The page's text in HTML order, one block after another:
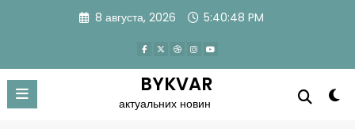
8 августа, 2026 5:40:49 PM
BYKVAR
актуальних новин